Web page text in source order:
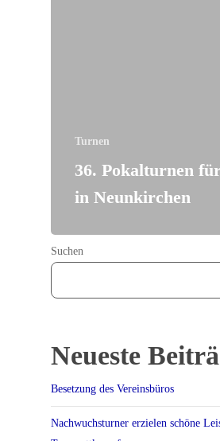
Turnen
36. Pokalturnen
in Neunkirchen
Suchen
Neueste
Besetzung des Vereinsbüros
Nachwuchsturner erzielen schöne